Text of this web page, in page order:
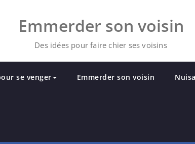
Emmerder son voisin
Des idées pour faire chier ses voisins
se venger Emmerder son voisin